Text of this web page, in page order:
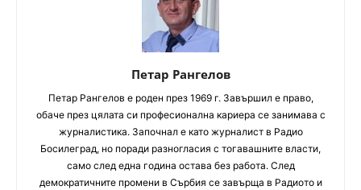
Петар Рангелов
Петaр Рангелов е роден през 1969 г. Завършил е право,
обаче през цялата си професионална кариера се занимава с
журналистика. Започнал е като журналист в Радио
Босилеград, но поради разногласия с тогавашните власти,
само след една година остава без работа. След
демократичните промени в Сърбия се завърща в Радиото и